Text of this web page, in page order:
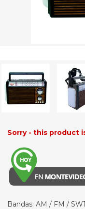
Sorry - this product
Bandas: AM / FM /